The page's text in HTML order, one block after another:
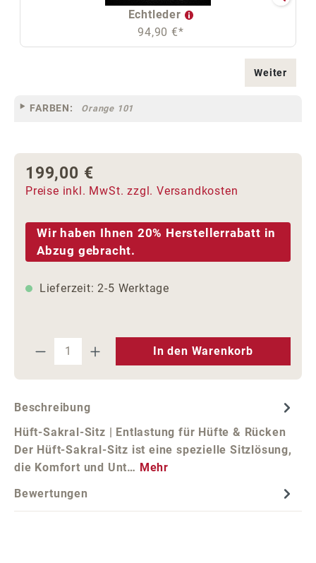
Echtleder
94,90 €*
Weiter
FARBEN: Orange 101
Regulärer Preis:
199,00 €
Preise inkl. MwSt. zzgl. Versandkosten
Wir haben Ihnen 20% Herstellerrabatt in
Abzug gebracht.
Lieferzeit: 2-5 Werktage
Produkt Anzahl: Gib den
In den Warenkorb
Beschreibung
Hüft-Sakral-Sitz | Entlastung für Hüfte & Rücken
Der Hüft-Sakral-Sitz ist eine spezielle Sitzlösung,
die Komfort und Unt… Mehr
Bewertungen